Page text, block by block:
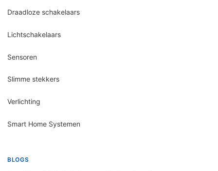
Draadloze schakelaars
Lichtschakelaars
Sensoren
Slimme stekkers
Verlichting
Smart Home Systemen
BLOGS